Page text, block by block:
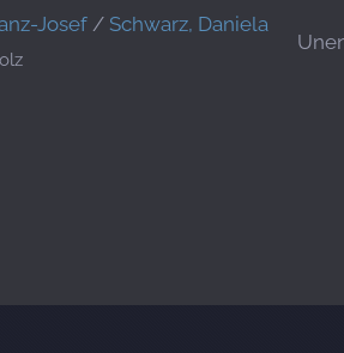
Josef/ Schwarz, Daniela